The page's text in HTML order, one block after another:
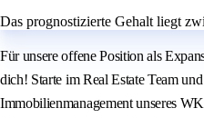
Das prognostizierte Gehalt liegt
Für unsere offene Position als
dich! Starte im Real Estate Team
Immobilienmanagement unseres